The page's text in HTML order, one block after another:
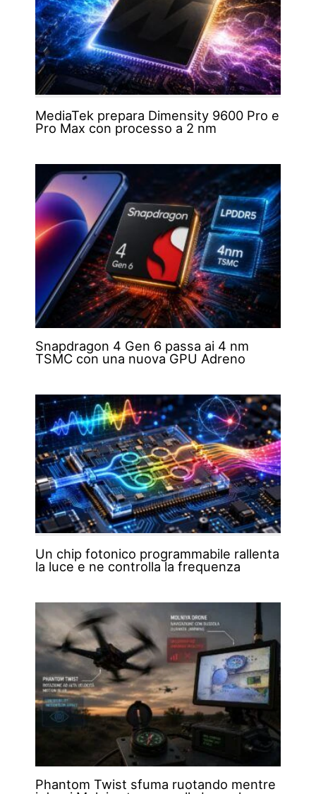
MediaTek prepara Dimensity 9600 Pro e
Pro Max con processo a 2 nm
Snapdragon 4 Gen 6 passa ai 4 nm
TSMC con una nuova GPU Adreno
Un chip fotonico programmabile rallenta
la luce e ne controlla la frequenza
Phantom Twist sfuma ruotando mentre